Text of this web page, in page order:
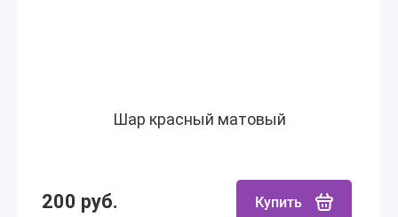
Шар красный матовый
200 руб. Купить